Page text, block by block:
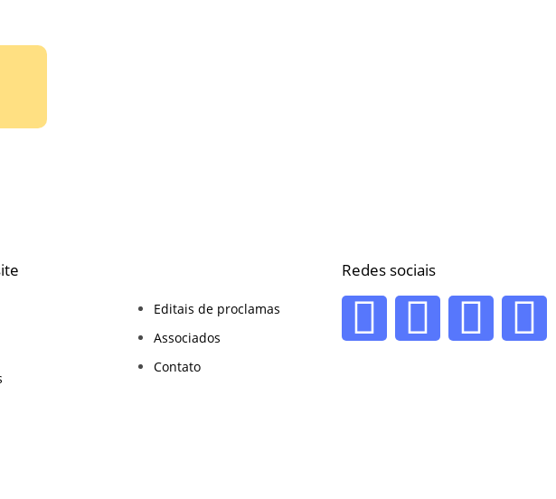
Editais de proclamas
Associados
Contato
Redes sociais